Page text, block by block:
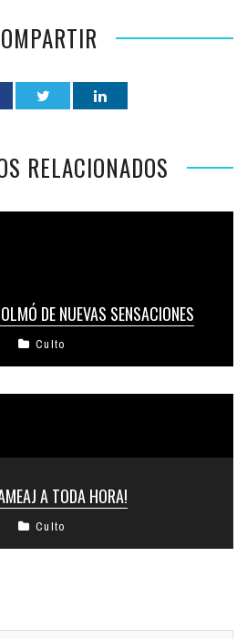
RELACIONADOS
DE NUEVAS SENSACIONES
Culto
A TODA HORA!
Culto